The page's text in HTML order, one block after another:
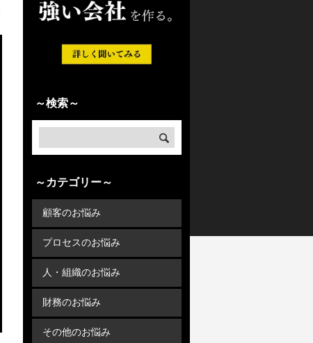
～検索～
～カテゴリー～
顧客のお悩み
プロセスのお悩み
人・組織のお悩み
財務のお悩み
その他のお悩み